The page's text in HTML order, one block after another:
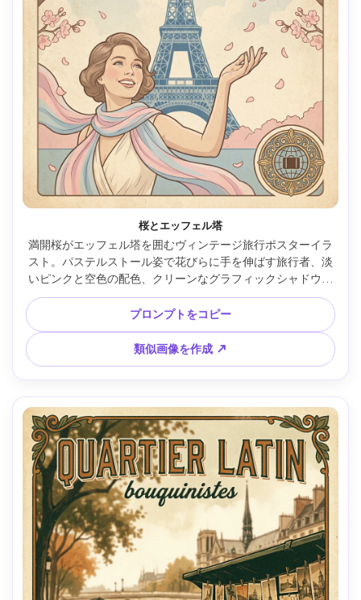
桜とエッフェル塔
満開桜がエッフェル塔を囲むヴィンテージ旅行ポスターイラ
スト。パステルストール姿で花びらに手を伸ばす旅行者、淡
いピンクと空色の配色、クリーンなグラフィックシャドウ、
優しい紙粒子、クラシックな見出し「PRINTEMPS A PARIS」
と曲線ベースライン、装飾ボーダー＋トラベルバッジ、
85mmレンズ、浅い被写界深度、柔らかなシネマ調ライティ
ング --ar 4:5
プロンプトをコピー
類似画像を作成 ↗